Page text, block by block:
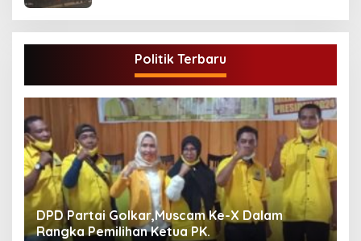
Politik Terbaru
DPD Partai Golkar,Muscam Ke-X Dalam
Rangka Pemilihan Ketua PK.